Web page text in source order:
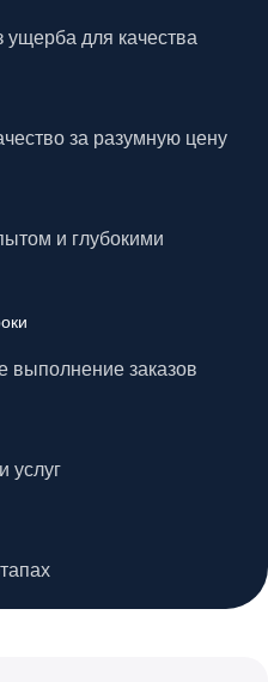
для качества
за разумную цену
и глубокими
выполнение заказов
услуг